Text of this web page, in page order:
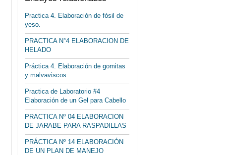
Practica 4. Elaboración de fósil de
yeso.
PRACTICA N°4 ELABORACION DE
HELADO
Práctica 4. Elaboración de gomitas
y malvaviscos
Practica de Laboratorio #4
Elaboración de un Gel para Cabello
PRACTICA Nº 04 ELABORACION
DE JARABE PARA RASPADILLAS
PRÁCTICA Nº 14 ELABORACIÓN
DE UN PLAN DE MANEJO